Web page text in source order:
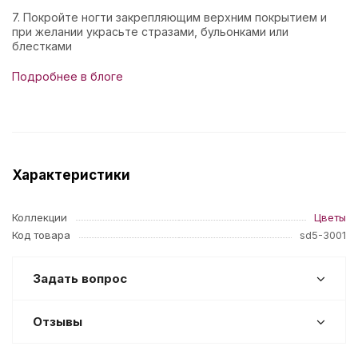
7. Покройте ногти закрепляющим верхним покрытием и
при желании украсьте стразами, бульонками или
блестками
Подробнее в блоге
Характеристики
Коллекции
Цветы
Код товара
sd5-3001
Задать вопрос
Отзывы